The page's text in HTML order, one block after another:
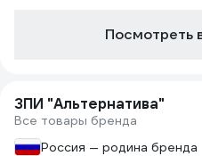
Посмотреть
ЗПИ "Альтернатива"
Все товары бренда
Россия — родина бренда